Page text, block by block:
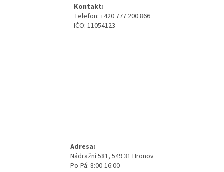
Kontakt:
Telefon: +420 777 200 866
IČO: 11054123
Adresa:
Nádražní 581, 549 31 Hronov
Po-Pá: 8:00-16:00